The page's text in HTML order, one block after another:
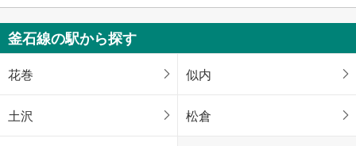
釜石線の駅から探す
花巻 似内
土沢 松倉